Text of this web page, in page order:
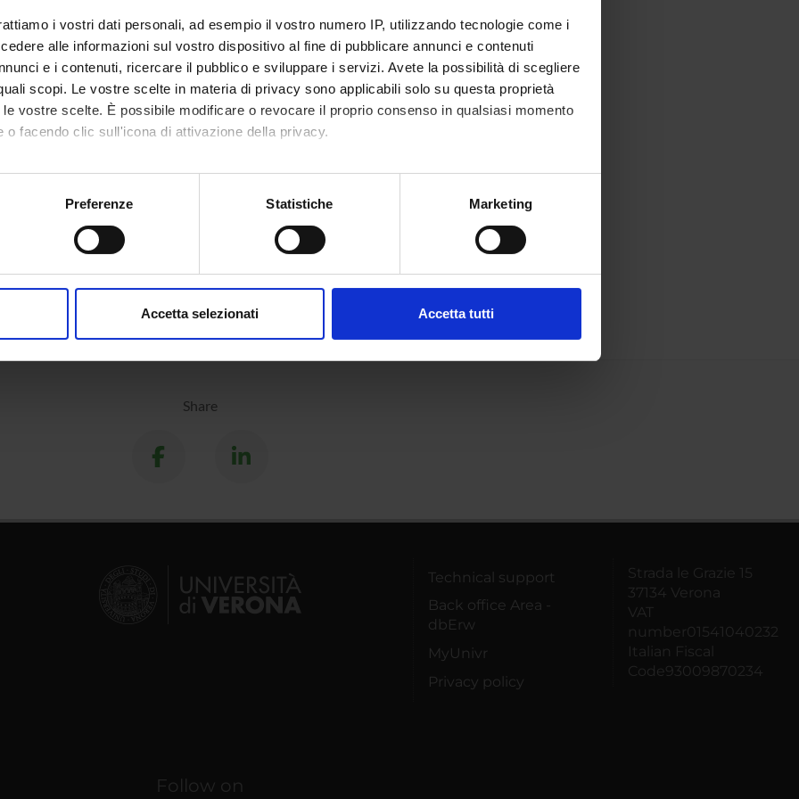
i vostri dati personali, ad esempio il vostro numero IP, utilizzando tecnologie come i
alle informazioni sul vostro dispositivo al fine di pubblicare annunci e contenuti
e i contenuti, ricercare il pubblico e sviluppare i servizi. Avete la possibilità di scegliere
scopi. Le vostre scelte in materia di privacy sono applicabili solo su questa proprietà
vostre scelte. È possibile modificare o revocare il proprio consenso in qualsiasi momento
o facendo clic sull'icona di attivazione della privacy.
anche:
sulla tua posizione geografica, con un'approssimazione di qualche metro,
in qualsiasi momento dalla Dichiarazione sui cookie.
Preferenze Statistiche Marketing
Accetta selezionati Accetta tutti
Share
Technical support
Back office Area -
dbErw
MyUnivr
Privacy policy
Strada le Grazie 15
37134 Verona
VAT
number01541040232
Italian Fiscal
Code93009870234
Follow on